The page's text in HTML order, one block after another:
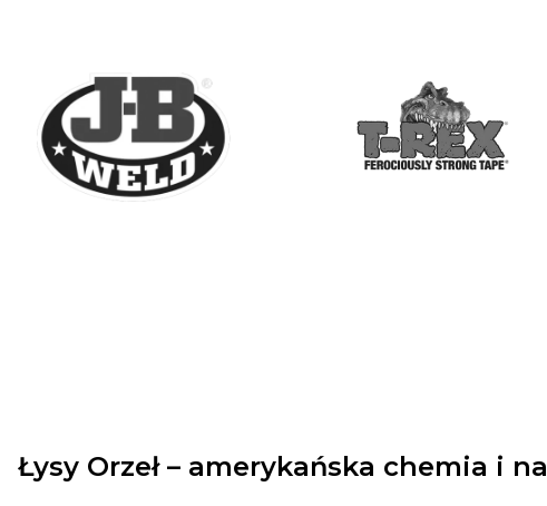
Łysy Orzeł – amerykańska chemia i